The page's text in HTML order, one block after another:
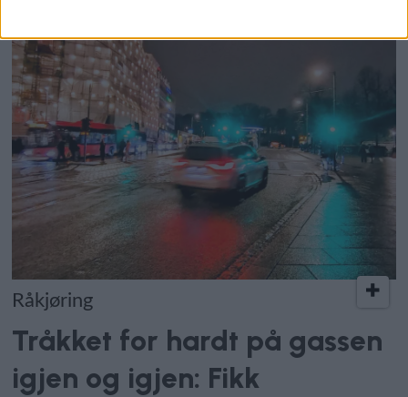
Råkjøring
Tråkket for hardt på gassen
igjen og igjen: Fikk